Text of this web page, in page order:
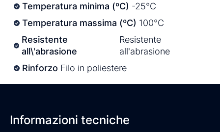
Temperatura minima (ºC) -25°C
Temperatura massima (ºC) 100°C
Resistente
all\'abrasione
Resistente
all'abrasione
Rinforzo Filo in poliestere
Informazioni tecniche